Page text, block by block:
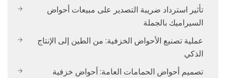
تأثير استرداد ضريبة التصدير على مبيعات أحواض
السيراميك بالجملة
عملية تصنيع الأحواض الخزفية: من الطين إلى الإنتاج
الذكي
تصميم أحواض الحمامات العامة: أحواض خزفية